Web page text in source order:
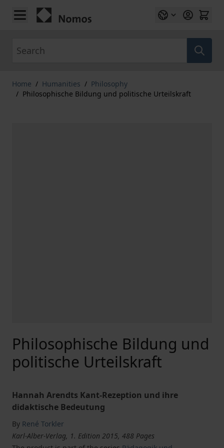
Skip to Content
Home / Humanities / Philosophy
/ Philosophische Bildung und politische Urteilskraft
Philosophische Bildung und
politische Urteilskraft
Hannah Arendts Kant-Rezeption und ihre
didaktische Bedeutung
By René Torkler
Karl-Alber-Verlag, 1. Edition 2015, 488 Pages